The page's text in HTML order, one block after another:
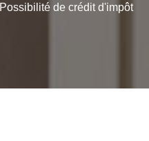
Possibilité de crédit d'impôt